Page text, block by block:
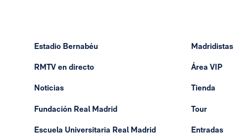
Estadio Bernabéu
RMTV en directo
Noticias
Fundación Real Madrid
Escuela Universitaria Real Madrid
Madridistas
Área VIP
Tienda
Tour
Entradas